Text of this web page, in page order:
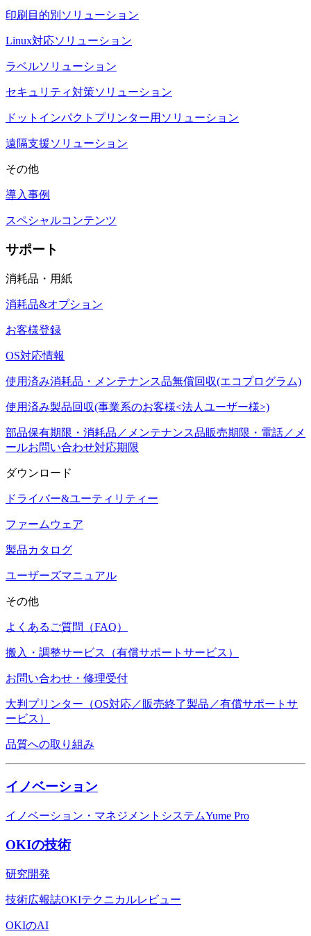
印刷目的別ソリューション
Linux対応ソリューション
ラベルソリューション
セキュリティ対策ソリューション
ドットインパクトプリンター用ソリューション
遠隔支援ソリューション
その他
導入事例
スペシャルコンテンツ
サポート
消耗品・用紙
消耗品&オプション
お客様登録
OS対応情報
使用済み消耗品・メンテナンス品無償回収(エコプログラム)
使用済み製品回収(事業系のお客様<法人ユーザー様>)
部品保有期限・消耗品／メンテナンス品販売期限・電話／メ
ールお問い合わせ対応期限
ダウンロード
ドライバー&ユーティリティー
ファームウェア
製品カタログ
ユーザーズマニュアル
その他
よくあるご質問（FAQ）
搬入・調整サービス（有償サポートサービス）
お問い合わせ・修理受付
大判プリンター（OS対応／販売終了製品／有償サポートサ
ービス）
品質への取り組み
イノベーション
イノベーション・マネジメントシステムYume Pro
OKIの技術
研究開発
技術広報誌OKIテクニカルレビュー
OKIのAI